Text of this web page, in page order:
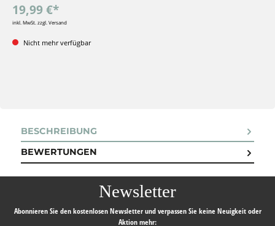
19,99 €*
inkl. MwSt. zzgl. Versand
Nicht mehr verfügbar
BESCHREIBUNG
BEWERTUNGEN
Newsletter
Abonnieren Sie den kostenlosen Newsletter und verpassen Sie keine Neuigkeit oder
Aktion mehr: